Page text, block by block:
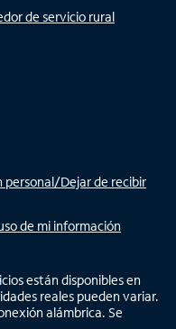
de servicio rural
personal/Dejar de recibir
de mi información
están disponibles en
reales pueden variar.
alámbrica. Se